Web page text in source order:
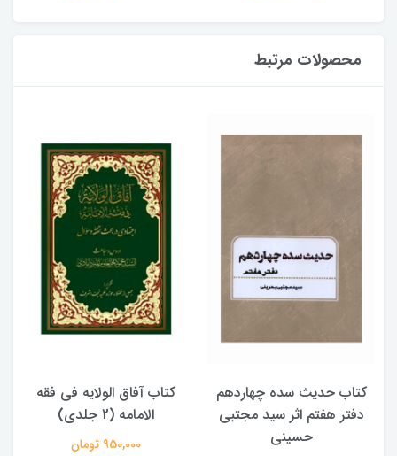
محصولات مرتبط
کتاب حدیث سده چهاردهم
دفتر هفتم اثر سید مجتبی
حسینی
کتاب آفاق الولایه فی فقه
الامامه (2 جلدی)
950,000 تومان